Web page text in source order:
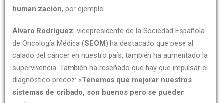
humanización, por ejemplo.
Álvaro Rodríguez, vicepresidente de la Sociedad Española
de Oncología Médica (SEOM) ha destacado que pese al
calado del cáncer en nuestro país, también ha aumentado la
supervivencia. También ha reseñado que hay que impulsar el
diagnóstico precoz: «Tenemos que mejorar nuestros
sistemas de cribado, son buenos pero se pueden